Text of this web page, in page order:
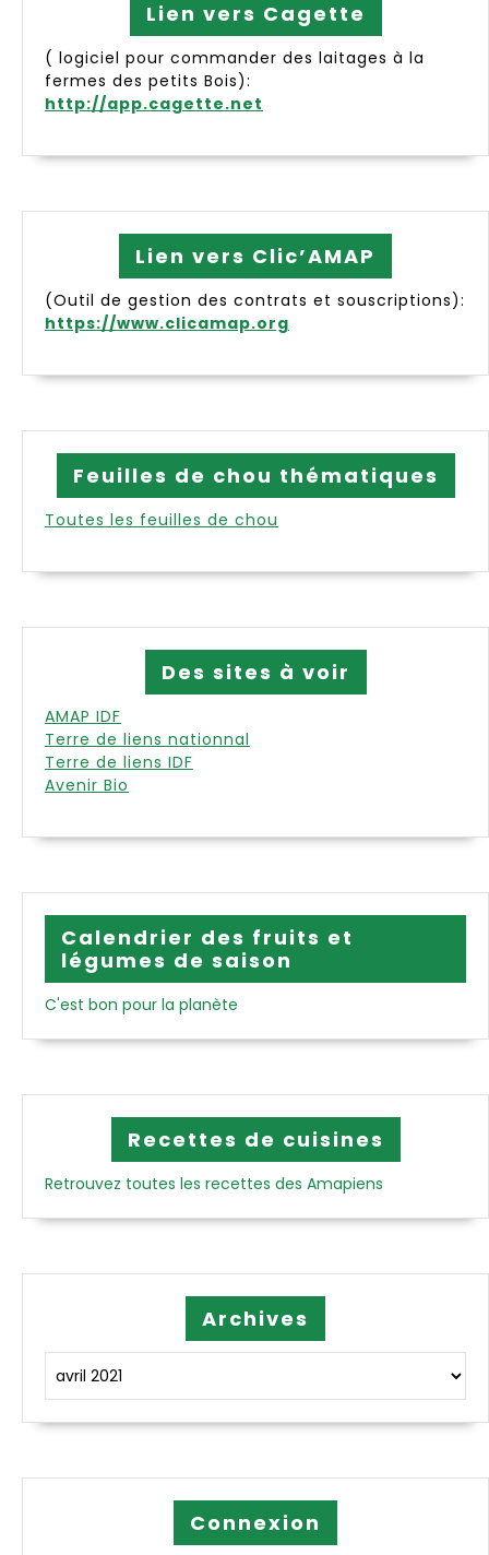
Lien vers Cagette
( logiciel pour commander des laitages à la
fermes des petits Bois):
http://app.cagette.net
Lien vers Clic’AMAP
(Outil de gestion des contrats et souscriptions):
https://www.clicamap.org
Feuilles de chou thématiques
Toutes les feuilles de chou
Des sites à voir
AMAP IDF
Terre de liens nationnal
Terre de liens IDF
Avenir Bio
Calendrier des fruits et
légumes de saison
C'est bon pour la planète
Recettes de cuisines
Retrouvez toutes les recettes des Amapiens
Archives
Connexion